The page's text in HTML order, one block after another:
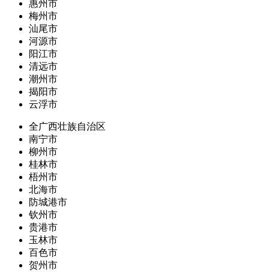
惠州市
梅州市
汕尾市
河源市
阳江市
清远市
潮州市
揭阳市
云浮市
全广西壮族自治区
南宁市
柳州市
桂林市
梧州市
北海市
防城港市
钦州市
贵港市
玉林市
百色市
贺州市